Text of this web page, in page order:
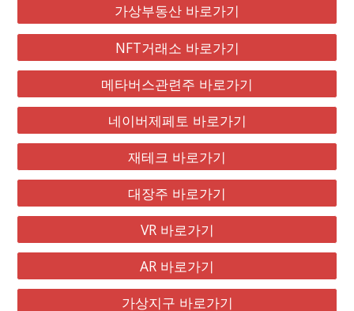
가상부동산 바로가기
NFT거래소 바로가기
메타버스관련주 바로가기
네이버제페토 바로가기
재테크 바로가기
대장주 바로가기
VR 바로가기
AR 바로가기
가상지구 바로가기